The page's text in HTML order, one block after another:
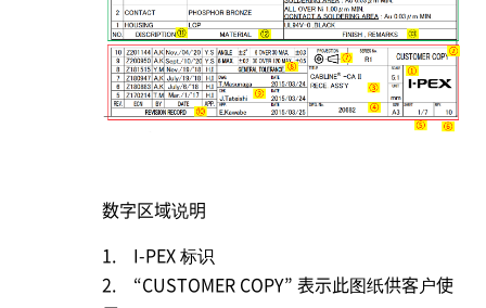
数字区域说明
1. I-PEX标识
2. “CUSTOMER COPY” 表示此图纸供客户使